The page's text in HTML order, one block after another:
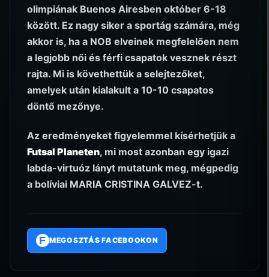
olimpiának Buenos Airesben október 6-18
között. Ez nagy siker a sportág számára, még
akkor is, ha a NOB elveinek megfelelően nem
a legjobb női és férfi csapatok vesznek részt
rajta. Mi is követhettük a selejtezőket,
amelyek után kialakult a 10-10 csapatos
döntő mezőnye.
Az eredményeket figyelemmel kísérhetjük a
Futsal Planeten, mi most azonban egy igazi
labda-virtuóz lányt mutatunk meg, mégpedig
a bolíviai MARIA CRISTINA GALVEZ-t.
F MEGOSZTÁS FACEBOOKON